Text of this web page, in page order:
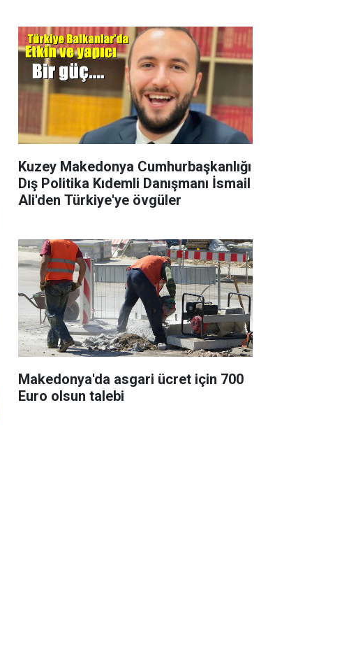
Kuzey Makedonya Cumhurbaşkanlığı
Dış Politika Kıdemli Danışmanı İsmail
Ali'den Türkiye'ye övgüler
Makedonya'da asgari ücret için 700
Euro olsun talebi